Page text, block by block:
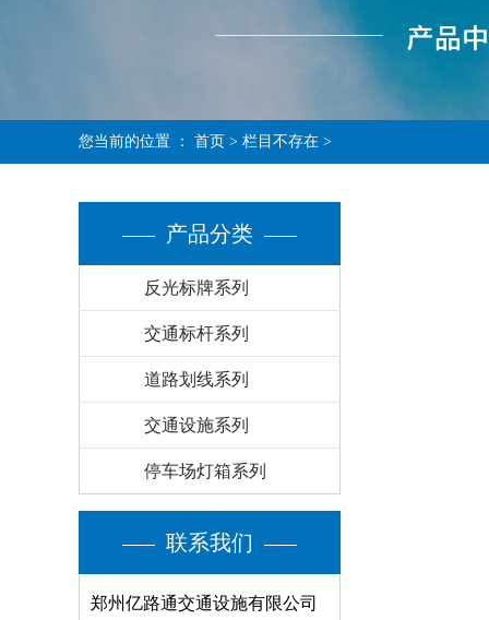
您当前的位置 ： 首页 > 栏目不存在 >
产品分类
反光标牌系列
交通标杆系列
道路划线系列
交通设施系列
停车场灯箱系列
联系我们
郑州亿路通交通设施有限公司